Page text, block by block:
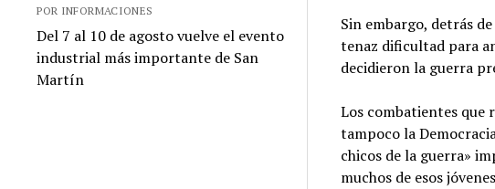
POR INFORMACIONES
Del 7 al 10 de agosto vuelve el evento
industrial más importante de San
Martín
Sin embargo, detrás
tenaz dificultad para
decidieron la guerra
Los combatientes que
tampoco la
chicos de la guerra»
muchos de esos